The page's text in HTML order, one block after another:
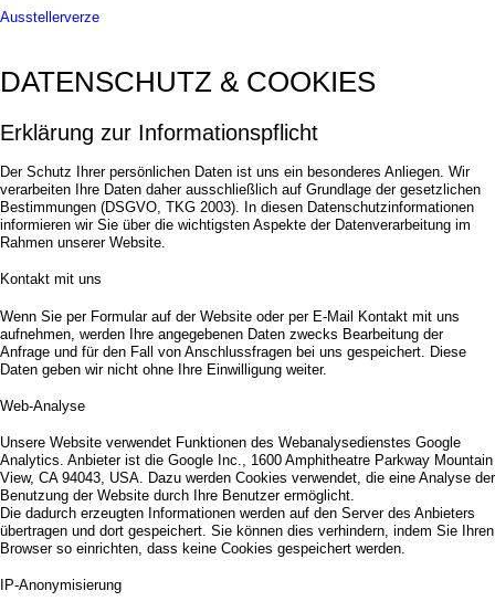
Ausstellerverzeichnis
DATENSCHUTZ & COOKIES
Erklärung zur Informationspflicht
Der Schutz Ihrer persönlichen Daten ist uns ein besonderes Anliegen. Wir
verarbeiten Ihre Daten daher ausschließlich auf Grundlage der gesetzlichen
Bestimmungen (DSGVO, TKG 2003). In diesen Datenschutzinformationen
informieren wir Sie über die wichtigsten Aspekte der Datenverarbeitung im
Rahmen unserer Website.
Kontakt mit uns
Wenn Sie per Formular auf der Website oder per E-Mail Kontakt mit uns
aufnehmen, werden Ihre angegebenen Daten zwecks Bearbeitung der
Anfrage und für den Fall von Anschlussfragen bei uns gespeichert. Diese
Daten geben wir nicht ohne Ihre Einwilligung weiter.
Web-Analyse
Unsere Website verwendet Funktionen des Webanalysedienstes Google
Analytics. Anbieter ist die Google Inc., 1600 Amphitheatre Parkway Mountain
View, CA 94043, USA. Dazu werden Cookies verwendet, die eine Analyse der
Benutzung der Website durch Ihre Benutzer ermöglicht.
Die dadurch erzeugten Informationen werden auf den Server des Anbieters
übertragen und dort gespeichert. Sie können dies verhindern, indem Sie Ihren
Browser so einrichten, dass keine Cookies gespeichert werden.
IP-Anonymisierung